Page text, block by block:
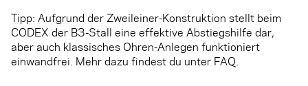
Tipp: Aufgrund der Zweileiner-Konstruktion stellt beim
CODEX der B3-Stall eine effektive Abstiegshilfe dar,
aber auch klassisches Ohren-Anlegen funktioniert
einwandfrei. Mehr dazu findest du unter FAQ.